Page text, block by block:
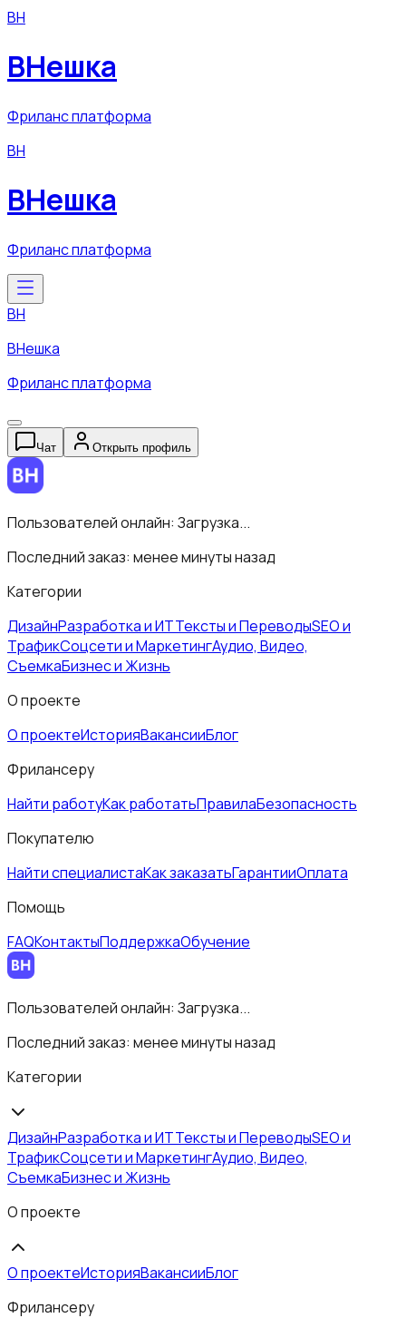
ВН
ВНешка
Фриланс платформа
ВН
ВНешка
Фриланс платформа
ВН
ВНешка
Фриланс платформа
Чат Открыть профиль
Пользователей онлайн: Загрузка...
Последний заказ: менее минуты назад
Категории
ДизайнРазработка и ИТТексты и ПереводыSEO и
ТрафикСоцсети и МаркетингАудио, Видео,
СъемкаБизнес и Жизнь
О проекте
О проектеИсторияВакансииБлог
Фрилансеру
Найти работуКак работатьПравилаБезопасность
Покупателю
Найти специалистаКак заказатьГарантииОплата
Помощь
FAQКонтактыПоддержкаОбучение
Пользователей онлайн: Загрузка...
Последний заказ: менее минуты назад
Категории
ДизайнРазработка и ИТТексты и ПереводыSEO и
ТрафикСоцсети и МаркетингАудио, Видео,
СъемкаБизнес и Жизнь
О проекте
О проектеИсторияВакансииБлог
Фрилансеру